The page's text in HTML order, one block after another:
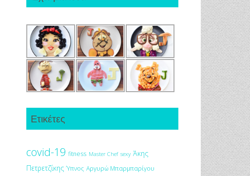
Ετικέτες
covid-19 fitness Master Chef sexy Άκης
Πετρετζίκης Ύπνος Αργυρώ Μπαρμπαρίγου